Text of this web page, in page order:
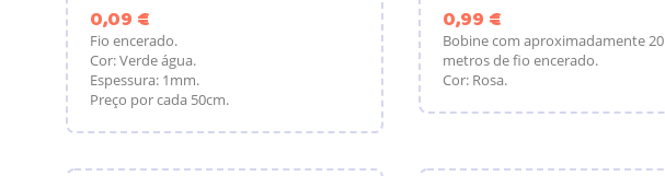
0,09 €
Fio encerado.
Cor: Verde água.
Espessura: 1mm.
Preço por cada 50cm.
0,99 €Preço
Bobine com aproximadamente 20
metros de fio encerado.
Cor: Rosa.